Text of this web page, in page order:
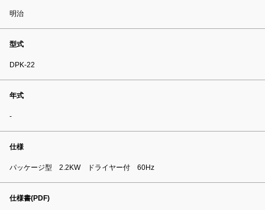
明治
型式
DPK-22
年式
-
仕様
パッケージ型 2.2KW ドライヤー付 60Hz
仕様書(PDF)